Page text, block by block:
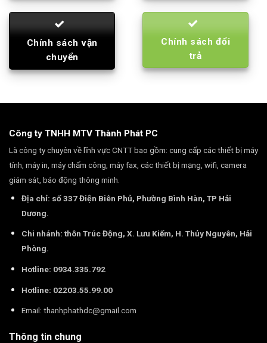
Chính sách vận
chuyển
Chính sách đổi
trả
Công ty TNHH MTV Thành Phát PC
Là công ty chuyên về lĩnh vực CNTT bao gồm: cung cấp các thiết bị máy
tính, máy in, máy chấm công, máy fax, các thiết bị mạng, wifi, camera
giám sát, báo động thông minh.
Địa chỉ: số 337 Điện Biên Phủ, Phường Bình Hàn, TP Hải
Dương.
Chi nhánh: thôn Trúc Động, X. Lưu Kiếm, H. Thủy Nguyên, Hải
Phòng.
Hotline: 0934.335.792
Hotline: 02203.55.99.00
Email: thanhphathdc@gmail.com
Thông tin chung